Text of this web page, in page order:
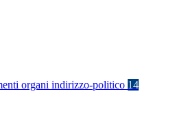
organi indirizzo-politico 14